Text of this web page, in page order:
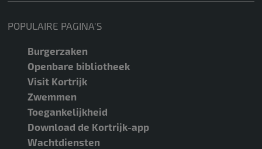
POPULAIRE PAGINA'S
Burgerzaken
Openbare bibliotheek
Visit Kortrijk
Zwemmen
Toegankelijkheid
Download de Kortrijk-app
Wachtdiensten